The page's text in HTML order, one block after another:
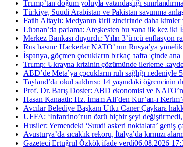
Trump’tan doğum yoluyla vatandaşlığı
Türkiye, Suudi Arabistan ve Pakistan savunma
Fatih Altaylı: Medyanın kirli zincirinde daha kimler
Lübnan’da patlama: Ateşkesten bu yana ilk kez iki
Merkez Bankası duyurdu: Yılın 3’üncü enflasyon
Rus basını: Hackerlar NATO’nun Rusya’ya yönelik
İspanya, göçmen çocukların birkaç hafta içinde
Trump: Ukrayna krizinin çözümünde ilerleme
ABD’de Meta’ya çocukların ruh sağlığı nedeniyle
Tayland’da okul saldırısı: 14 yaşındaki öğrencinin
Prof. Dr. Barış Doster: ABD ekonomisi ve
Hasan Kanaatlı: Hz. İmam Ali’den Kur’an-ı
Avcılar Belediye Başkanı Utku Caner Çaykara
UEFA: ‘Infantino’nun özrü hiçbir şeyi
Husiler: Yemendeki ‘Suudi askeri noktalara’ geniş
Avusturya’da sıcaklık rekoru, İtalya’da kırmızı
Gazeteci Ertuğrul Özkök ifade verdi06.08.2026